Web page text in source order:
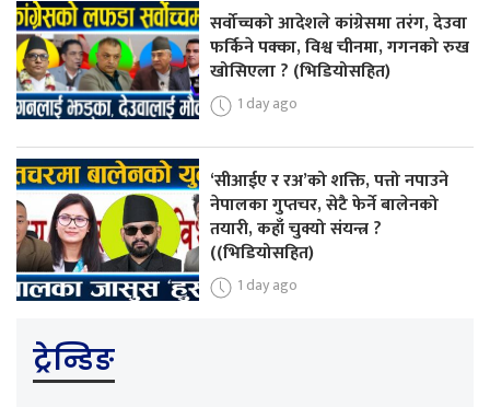
सर्वोच्चको आदेशले कांग्रेसमा तरंग, देउवा
फर्किने पक्का, विश्व चीनमा, गगनको रुख
खोसिएला ? (भिडियोसहित)
1 day ago
‘सीआईए र रअ’को शक्ति, पत्तो नपाउने
नेपालका गुप्तचर, सेटै फेर्ने बालेनको
तयारी, कहाँ चुक्यो संयन्त्र ?
((भिडियोसहित)
1 day ago
ट्रेन्डिङ